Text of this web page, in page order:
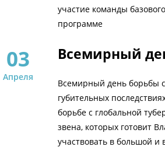
участие команды
программе
03
Апреля
Всемирный
Всемирный день борьбы
губительных
борьбе с глобальной
звена, которых готовит
участвовать в большой и